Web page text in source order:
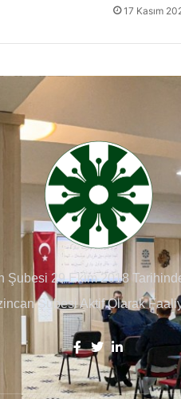
17 Kasım
29 Ekim 2018
Şubesi Aktif Olarak